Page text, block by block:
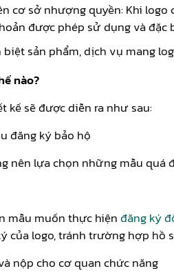
cơ sở nhượng quyền: Khi
được phép sử dụng và đặc
biệt sản phẩm, dịch vụ mang
nào?
kế sẽ được diễn ra như sau:
đăng ký bảo hộ
nên lựa chọn những mẫu
mẫu muốn thực hiệnđăng ký
của logo, tránh trường hợp
nộp cho cơ quan chức năng